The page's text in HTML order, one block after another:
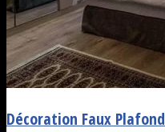
Décoration Faux Plafond